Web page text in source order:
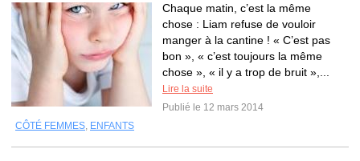
Chaque matin, c’est la même
chose : Liam refuse de vouloir
manger à la cantine ! « C’est pas
bon », « c’est toujours la même
chose », « il y a trop de bruit »,...
Lire la suite
Publié le 12 mars 2014
CÔTÉ FEMMES, ENFANTS